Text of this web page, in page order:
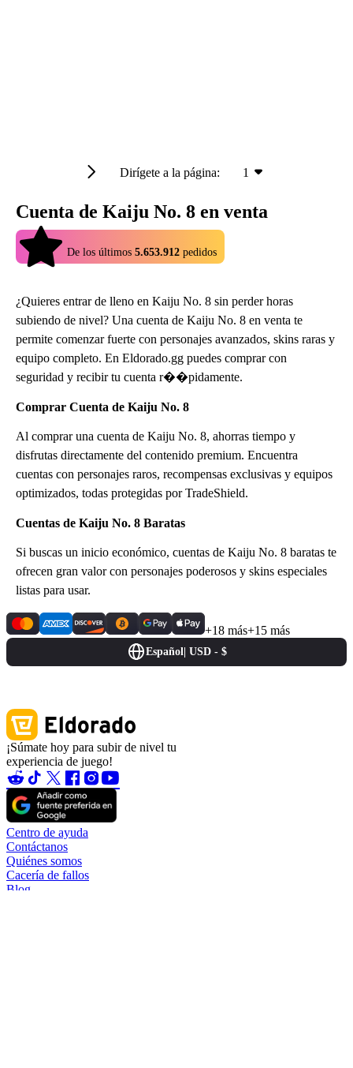
Dirígete a la página: 1
Cuenta de Kaiju No. 8 en venta
De los últimos 5.653.912 pedidos
¿Quieres entrar de lleno en Kaiju No. 8 sin perder horas
subiendo de nivel? Una cuenta de Kaiju No. 8 en venta te
permite comenzar fuerte con personajes avanzados, skins raras y
equipo completo. En Eldorado.gg puedes comprar con
seguridad y recibir tu cuenta r��pidamente.
Comprar Cuenta de Kaiju No. 8
Al comprar una cuenta de Kaiju No. 8, ahorras tiempo y
disfrutas directamente del contenido premium. Encuentra
cuentas con personajes raros, recompensas exclusivas y equipos
optimizados, todas protegidas por TradeShield.
Cuentas de Kaiju No. 8 Baratas
Si buscas un inicio económico, cuentas de Kaiju No. 8 baratas te
ofrecen gran valor con personajes poderosos y skins especiales
listas para usar.
+18 más+15 más
Español| USD - $
¡Súmate hoy para subir de nivel tu
experiencia de juego!
Centro de ayuda
Contáctanos
Quiénes somos
Cacería de fallos
Blog